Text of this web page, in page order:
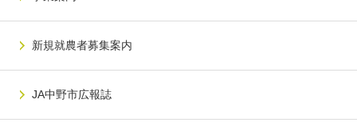
新規就農者募集案内
JA中野市広報誌